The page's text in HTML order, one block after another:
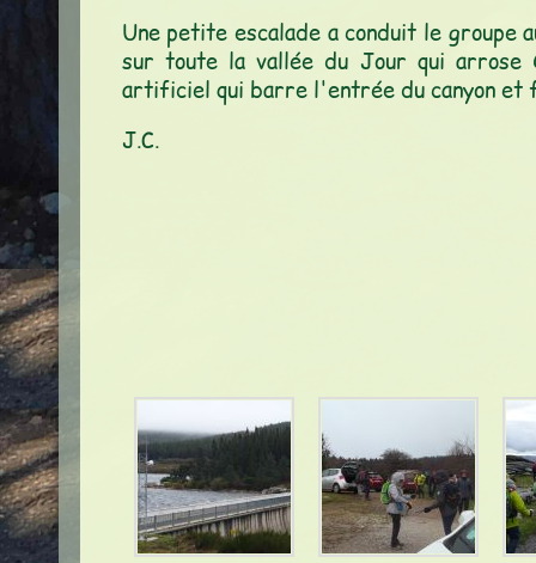
Une petite escalade a conduit le groupe
sur toute la vallée du Jour qui arrose
artificiel qui barre l'entrée du canyon et
J.C.